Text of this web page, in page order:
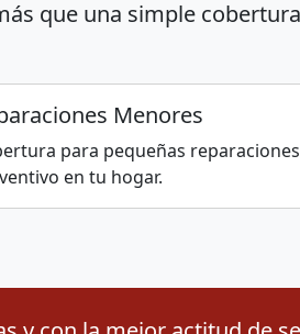
que una simple
Menores
para pequeñas
en tu hogar.